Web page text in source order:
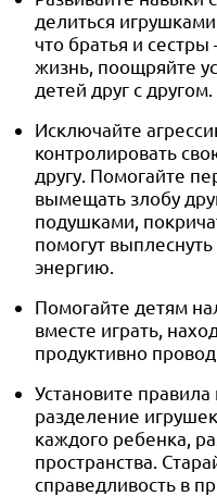
делиться
что братья и
жизнь, поощряйте
детей друг с другом.
Исключайте
контролировать
другу. Помогайте
вымещать злобу
подушками,
помогут
энергию.
Помогайте детям
вместе играть,
продуктивно
Установите
разделение
каждого ребенка,
пространства.
справедливость в